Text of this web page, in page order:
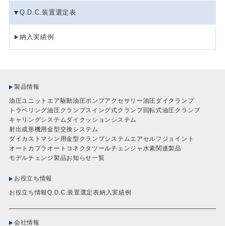
Q.D.C.装置選定表
納入実績例
製品情報
油圧ユニット エア駆動油圧ポンプアクセサリー油圧ダイクランプ
トラベリング油圧クランプスイング式クランプ回転式油圧クランプ
キャリングシステムダイクッションシステム
射出成形機用金型交換システム
ダイカストマシン用金型クランプシステムエアセルフジョイント
オートカプラ オートコネクタ ツールチェンジャ 水素関連製品
モデルチェンジ製品お知らせ一覧
お役立ち情報
お役立ち情報Q.D.C.装置選定表納入実績例
会社情報